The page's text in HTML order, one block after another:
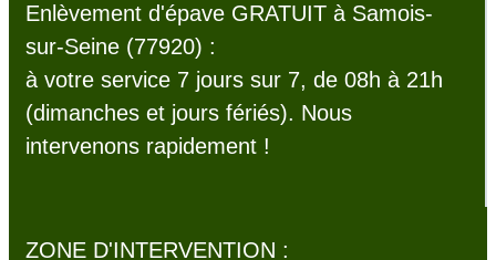
Enlèvement d'épave GRATUIT à Samois-
sur-Seine (77920) :
à votre service 7 jours sur 7, de 08h à 21h
(dimanches et jours fériés). Nous
intervenons rapidement !
ZONE D'INTERVENTION :